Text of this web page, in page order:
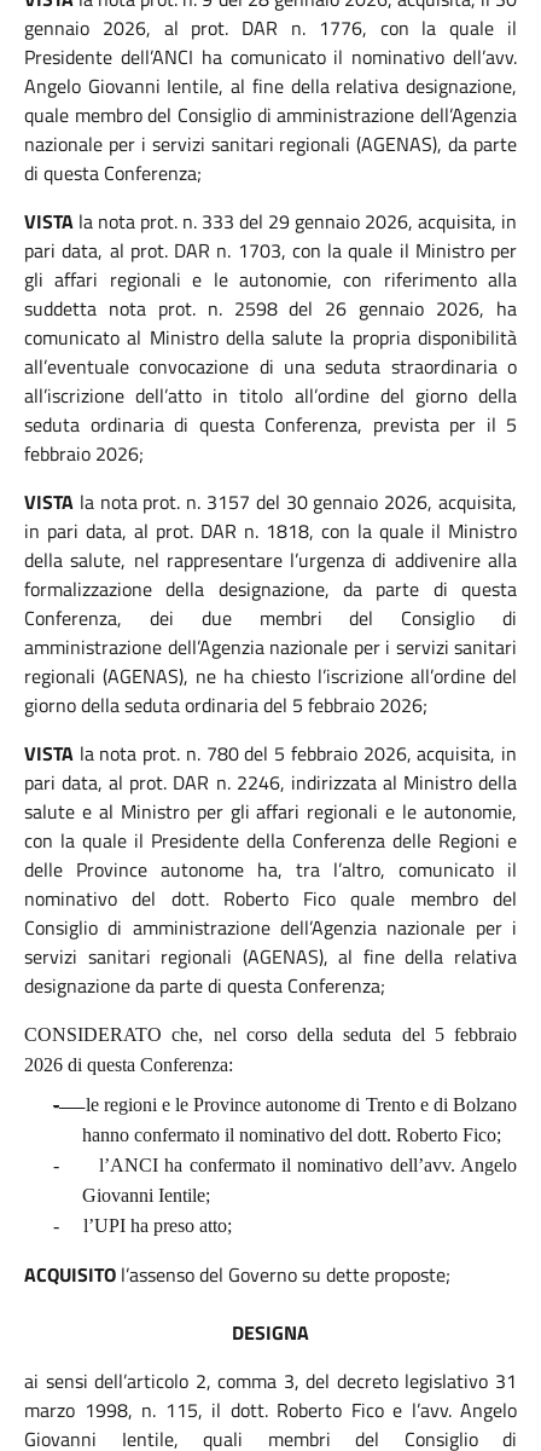
gennaio 2026, al prot. DAR n. 1776, con la quale il
Presidente dell’ANCI ha comunicato il nominativo dell’avv.
Angelo Giovanni Ientile, al fine della relativa designazione,
quale membro del Consiglio di amministrazione dell’Agenzia
nazionale per i servizi sanitari regionali (AGENAS), da parte
di questa Conferenza;
VISTA la nota prot. n. 333 del 29 gennaio 2026, acquisita, in
pari data, al prot. DAR n. 1703, con la quale il Ministro per
gli affari regionali e le autonomie, con riferimento alla
suddetta nota prot. n. 2598 del 26 gennaio 2026, ha
comunicato al Ministro della salute la propria disponibilità
all’eventuale convocazione di una seduta straordinaria o
all’iscrizione dell’atto in titolo all’ordine del giorno della
seduta ordinaria di questa Conferenza, prevista per il 5
febbraio 2026;
VISTA la nota prot. n. 3157 del 30 gennaio 2026, acquisita,
in pari data, al prot. DAR n. 1818, con la quale il Ministro
della salute, nel rappresentare l’urgenza di addivenire alla
formalizzazione della designazione, da parte di questa
Conferenza, dei due membri del Consiglio di
amministrazione dell’Agenzia nazionale per i servizi sanitari
regionali (AGENAS), ne ha chiesto l’iscrizione all’ordine del
giorno della seduta ordinaria del 5 febbraio 2026;
VISTA la nota prot. n. 780 del 5 febbraio 2026, acquisita, in
pari data, al prot. DAR n. 2246, indirizzata al Ministro della
salute e al Ministro per gli affari regionali e le autonomie,
con la quale il Presidente della Conferenza delle Regioni e
delle Province autonome ha, tra l’altro, comunicato il
nominativo del dott. Roberto Fico quale membro del
Consiglio di amministrazione dell’Agenzia nazionale per i
servizi sanitari regionali (AGENAS), al fine della relativa
designazione da parte di questa Conferenza;
CONSIDERATOche, nel corso della seduta del 5 febbraio
2026 di questa Conferenza:
-
le regioni e le Province autonome di Trento e di Bolzano
hanno confermato il nominativo del dott. Roberto Fico;
-
l’ANCI ha confermato il nominativo dell’avv. Angelo
Giovanni Ientile;
-
l’UPI ha preso atto;
ACQUISITO l’assenso del Governo su dette proposte;
DESIGNA
ai sensi dell’articolo 2, comma 3, del decreto legislativo 31
marzo 1998, n. 115, il dott. Roberto Fico e l’avv. Angelo
Giovanni Ientile, quali membri del Consiglio di